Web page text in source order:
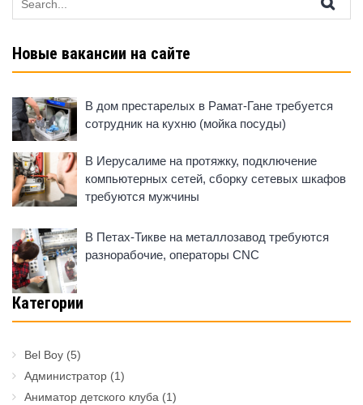
for:
Новые вакансии на сайте
В дом престарелых в Рамат-Гане требуется
сотрудник на кухню (мойка посуды)
В Иерусалиме на протяжку, подключение
компьютерных сетей, сборку сетевых шкафов
требуются мужчины
В Петах-Тикве на металлозавод требуются
разнорабочие, операторы CNC
Категории
Bel Boy (5)
Администратор (1)
Аниматор детского клуба (1)